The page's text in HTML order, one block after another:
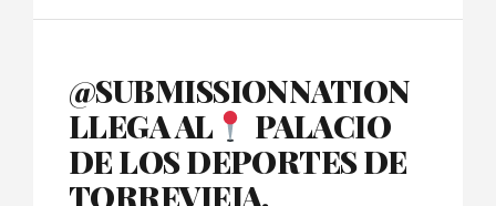
@SUBMISSIONNATION
LLEGA AL
PALACIO
DE LOS DEPORTES DE
TORREVIEJA.